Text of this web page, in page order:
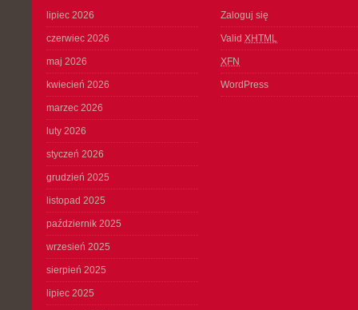
lipiec 2026
czerwiec 2026
maj 2026
kwiecień 2026
marzec 2026
luty 2026
styczeń 2026
grudzień 2025
listopad 2025
październik 2025
wrzesień 2025
sierpień 2025
lipiec 2025
Zaloguj się
Valid XHTML
XFN
WordPress